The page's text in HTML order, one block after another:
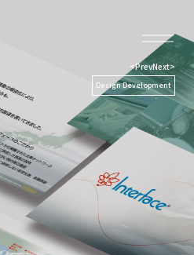
<PrevNext>
Design Development